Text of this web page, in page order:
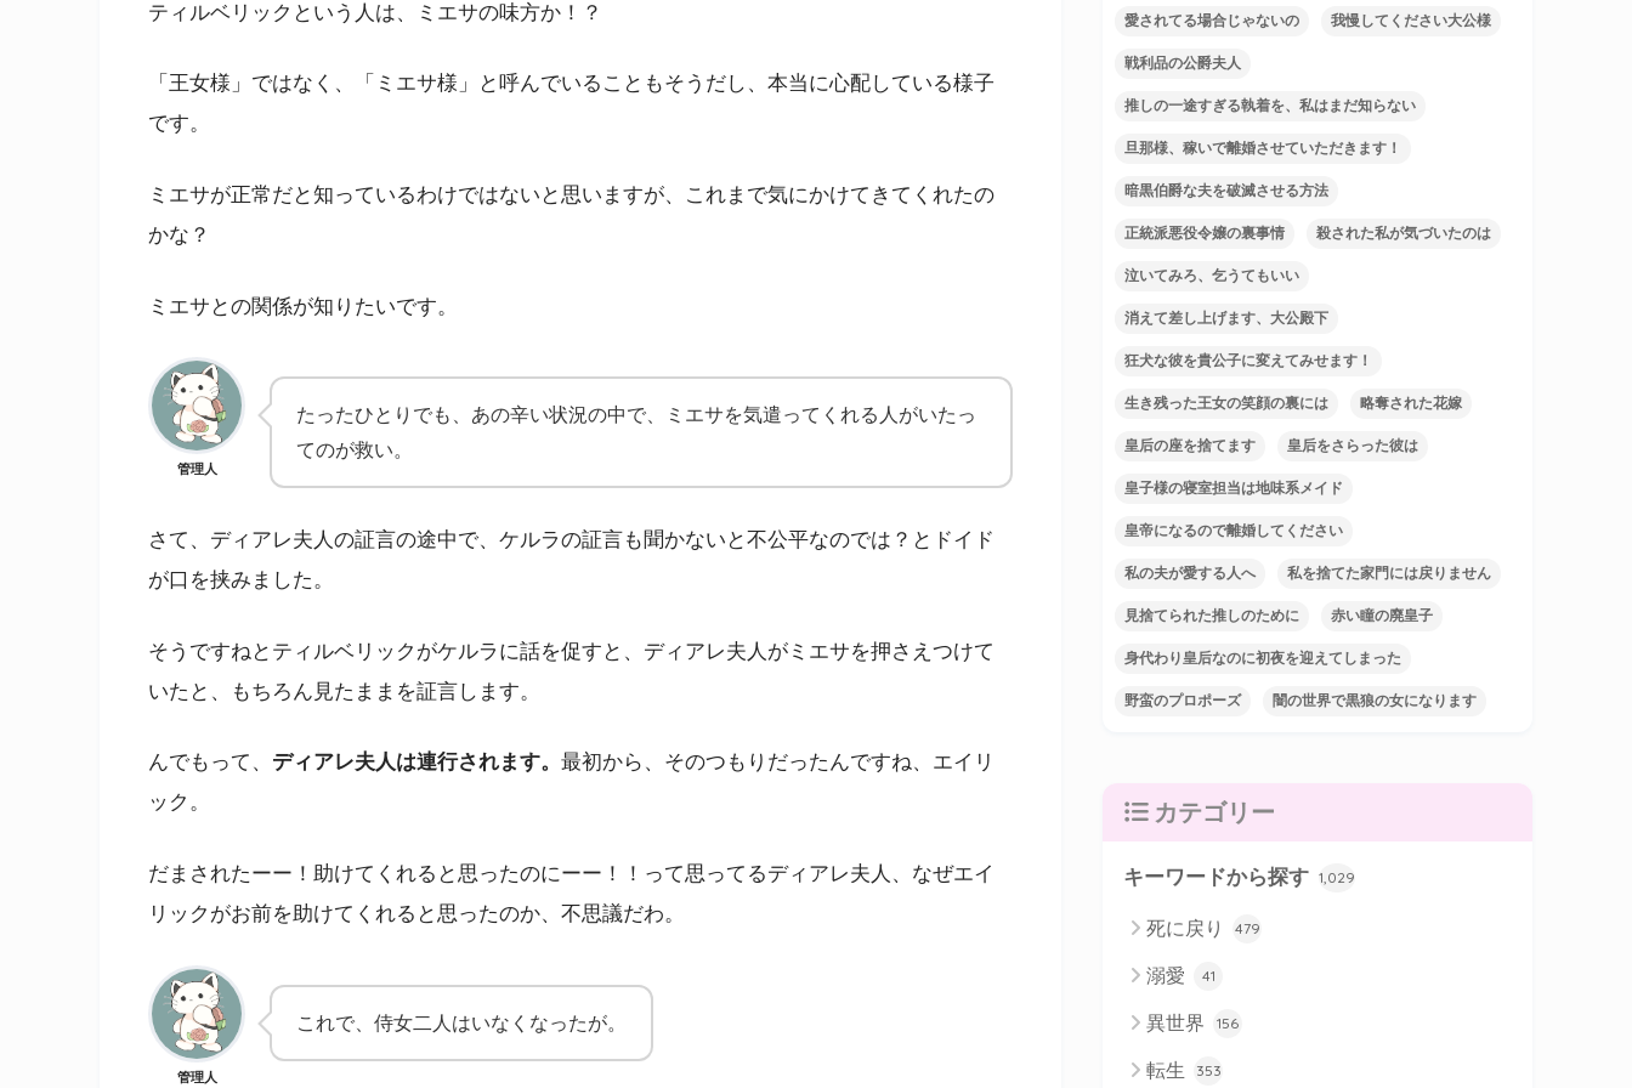
ティルベリックという人は、ミエサの味方か！？
「王女様」ではなく、「ミエサ様」と呼んでいることもそうだし、本当に心配している様子
です。
ミエサが正常だと知っているわけではないと思いますが、これまで気にかけてきてくれたの
かな？
ミエサとの関係が知りたいです。
管理人
たったひとりでも、あの辛い状況の中で、ミエサを気遣ってくれる人がいたっ
てのが救い。
さて、ディアレ夫人の証言の途中で、ケルラの証言も聞かないと不公平なのでは？とドイド
が口を挟みました。
そうですねとティルベリックがケルラに話を促すと、ディアレ夫人がミエサを押さえつけて
いたと、もちろん見たままを証言します。
んでもって、 ディアレ夫人は連行されます。 最初から、そのつもりだったんですね、エイリ
ック。
だまされたーー！助けてくれると思ったのにーー！！って思ってるディアレ夫人、なぜエイ
リックがお前を助けてくれると思ったのか、不思議だわ。
管理人
これで、侍女二人はいなくなったが。
愛されてる場合じゃないの 我慢してください大公様
戦利品の公爵夫人
推しの一途すぎる執着を、私はまだ知らない
旦那様、稼いで離婚させていただきます！
暗黒伯爵な夫を破滅させる方法
正統派悪役令嬢の裏事情 殺された私が気づいたのは
泣いてみろ、乞うてもいい
消えて差し上げます、大公殿下
狂犬な彼を貴公子に変えてみせます！
生き残った王女の笑顔の裏には 略奪された花嫁
皇后の座を捨てます 皇后をさらった彼は
皇子様の寝室担当は地味系メイド
皇帝になるので離婚してください
私の夫が愛する人へ 私を捨てた家門には戻りません
見捨てられた推しのために 赤い瞳の廃皇子
身代わり皇后なのに初夜を迎えてしまった
野蛮のプロポーズ 闇の世界で黒狼の女になります
カテゴリー
キーワードから探す 1,029
死に戻り 479
溺愛 41
異世界 156
転生 353